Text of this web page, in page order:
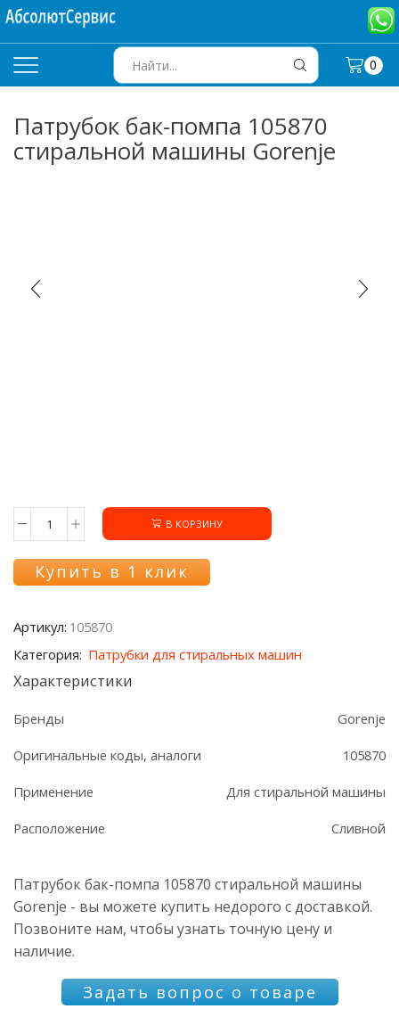
INPUT
0
Патрубок бак-помпа 105870
стиральной машины Gorenje
Количество
товара
Патрубок
бак-
стиральной
Gorenje
В КОРЗИНУ
Купить в 1 клик
Артикул: 105870
Категория: Патрубки для стиральных машин
Характеристики
Бренды Gorenje
Оригинальные коды, аналоги 105870
Применение Для стиральной машины
Расположение Сливной
Патрубок бак-помпа 105870 стиральной машины
Gorenje - вы можете купить недорого с доставкой.
Позвоните нам, чтобы узнать точную цену и
наличие.
Задать вопрос о товаре